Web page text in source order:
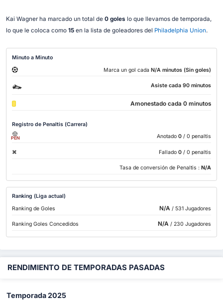
Kai Wagner ha marcado un total de 0 goles lo que llevamos de temporada,
lo que le coloca como 15en la lista de goleadores del Philadelphia Union.
Minuto a Minuto
Marca un gol cada N/A minutos (Sin goles)
Asiste cada 90 minutos
Amonestado cada 0 minutos
Registro de Penaltis (Carrera)
PEN Anotado 0 / 0 penaltis
Fallado 0 / 0 penaltis
Tasa de conversión de Penaltis : N/A
Ranking (Liga actual)
Ranking de Goles
N/A / 531 Jugadores
Ranking Goles Concedidos N/A / 230 Jugadores
RENDIMIENTO DE TEMPORADAS PASADAS
Temporada 2025